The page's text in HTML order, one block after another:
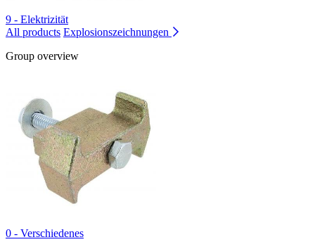
9 - Elektrizität
All products Explosionszeichnungen
Group overview
0 - Verschiedenes